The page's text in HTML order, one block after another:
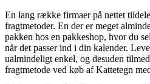
En lang række firmaer på nettet
fragtmetoder. En der er meget
pakken hos en pakkeshop, hvor du
når det passer ind i din kalender.
ualmindeligt enkel, og desuden
fragtmetode ved køb af Kattetegn